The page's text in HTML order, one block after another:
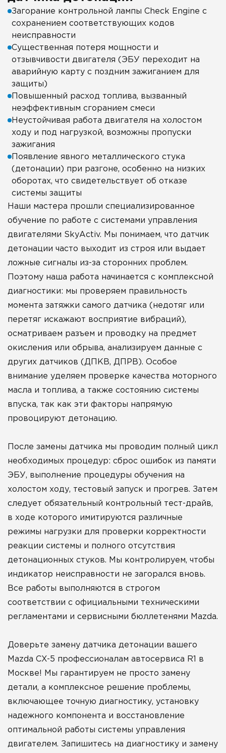
Загорание контрольной лампы Check Engine с
сохранением соответствующих кодов
неисправности
Существенная потеря мощности и
отзывчивости двигателя (ЭБУ переходит на
аварийную карту с поздним зажиганием для
защиты)
Повышенный расход топлива, вызванный
неэффективным сгоранием смеси
Неустойчивая работа двигателя на холостом
ходу и под нагрузкой, возможны пропуски
зажигания
Появление явного металлического стука
(детонации) при разгоне, особенно на низких
оборотах, что свидетельствует об отказе
системы защиты
Наши мастера прошли специализированное
обучение по работе с системами управления
двигателями SkyActiv. Мы понимаем, что датчик
детонации часто выходит из строя или выдает
ложные сигналы из-за сторонних проблем.
Поэтому наша работа начинается с комплексной
диагностики: мы проверяем правильность
момента затяжки самого датчика (недотяг или
перетяг искажают восприятие вибраций),
осматриваем разъем и проводку на предмет
окисления или обрыва, анализируем данные с
других датчиков (ДПКВ, ДПРВ). Особое
внимание уделяем проверке качества моторного
масла и топлива, а также состоянию системы
впуска, так как эти факторы напрямую
провоцируют детонацию.
После замены датчика мы проводим полный цикл
необходимых процедур: сброс ошибок из памяти
ЭБУ, выполнение процедуры обучения на
холостом ходу, тестовый запуск и прогрев. Затем
следует обязательный контрольный тест-драйв,
в ходе которого имитируются различные
режимы нагрузки для проверки корректности
реакции системы и полного отсутствия
детонационных стуков. Мы контролируем, чтобы
индикатор неисправности не загорался вновь.
Все работы выполняются в строгом
соответствии с официальными техническими
регламентами и сервисными бюллетенями Mazda.
Доверьте замену датчика детонации вашего
Mazda CX-5 профессионалам автосервиса R1 в
Москве! Мы гарантируем не просто замену
детали, а комплексное решение проблемы,
включающее точную диагностику, установку
надежного компонента и восстановление
оптимальной работы системы управления
двигателем. Запишитесь на диагностику и замену